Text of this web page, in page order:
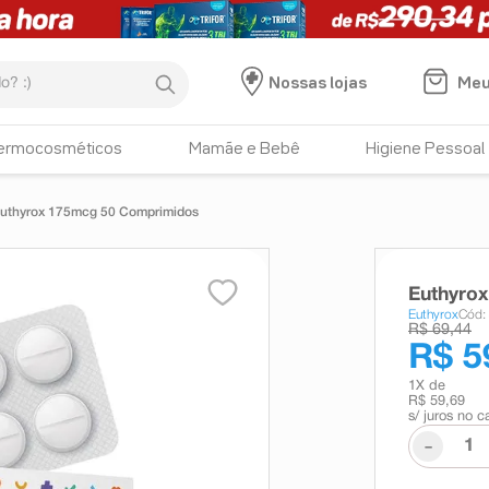
Nossas lojas
Mamãe e Bebê Higiene Pessoal
175mcg 50 Comprimidos
EuthyroxCód:
R$ 69,44
R$
1 X de
R$ 59,69
s/ juros no
-